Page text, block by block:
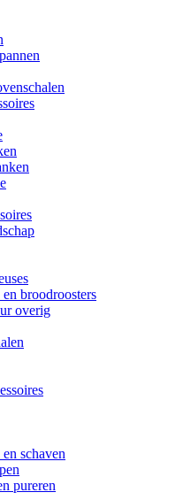
broodroosters
overig
schaven
pureren